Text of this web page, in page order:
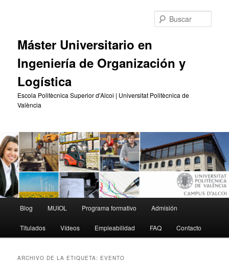
Máster Universitario en
Ingeniería de Organización y
Logística
Escola Politècnica Superior d'Alcoi | Universitat Politècnica de
València
principal
Blog MUIOL Programa formativo Admisión
Titulados Vídeos Empleabilidad FAQ Contacto
ARCHIVO DE LA ETIQUETA: EVENTO